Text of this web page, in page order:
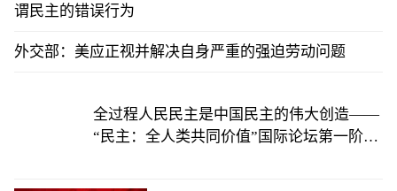
谓民主的错误行为
外交部：美应正视并解决自身严重的强迫劳动问题
全过程人民民主是中国民主的伟大创造——
“民主：全人类共同价值”国际论坛第一阶段